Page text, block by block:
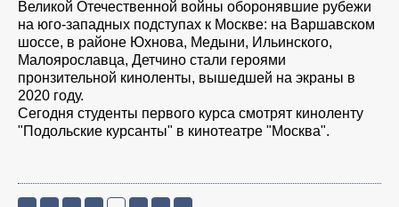
Великой Отечественной войны оборонявшие рубежи
на юго-западных подступах к Москве: на Варшавском
шоссе, в районе Юхнова, Медыни, Ильинского,
Малоярославца, Детчино стали героями
пронзительной киноленты, вышедшей на экраны в
2020 году.
Сегодня студенты первого курса смотрят киноленту
"Подольские курсанты" в кинотеатре "Москва".